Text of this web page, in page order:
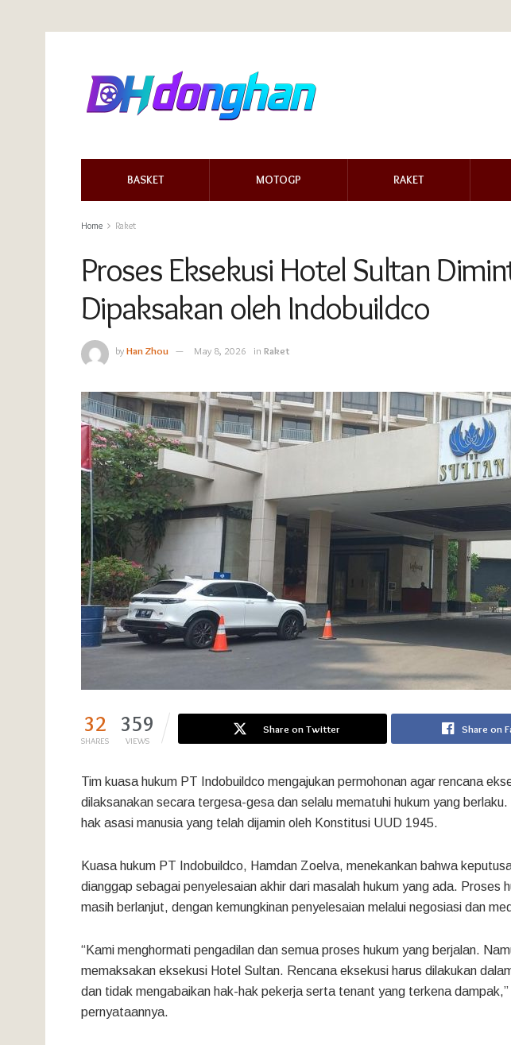
BASKET MOTOGP RAKET
Home Raket
Proses Eksekusi Hotel Sultan
Dipaksakan oleh Indobuildco
byHan Zhou May 8, 2026 in Raket
32
SHARES
359
VIEWS
Share on Twitter Share on
Tim kuasa hukum PT Indobuildco mengajukan permohonan agar rencana
dilaksanakan secara tergesa-gesa dan selalu mematuhi hukum yang
hak asasi manusia yang telah dijamin oleh Konstitusi UUD 1945.
Kuasa hukum PT Indobuildco, Hamdan Zoelva, menekankan bahwa
dianggap sebagai penyelesaian akhir dari masalah hukum yang ada. Proses
masih berlanjut, dengan kemungkinan penyelesaian melalui negosiasi dan
“Kami menghormati pengadilan dan semua proses hukum yang berjalan.
memaksakan eksekusi Hotel Sultan. Rencana eksekusi harus dilakukan
dan tidak mengabaikan hak-hak pekerja serta tenant yang terkena
pernyataannya.